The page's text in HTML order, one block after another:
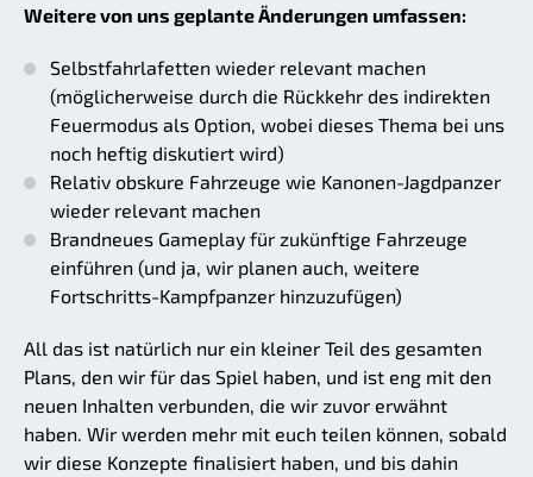
Weitere von uns geplante Änderungen umfassen:
Selbstfahrlafetten wieder relevant machen
(möglicherweise durch die Rückkehr des indirekten
Feuermodus als Option, wobei dieses Thema bei uns
noch heftig diskutiert wird)
Relativ obskure Fahrzeuge wie Kanonen-Jagdpanzer
wieder relevant machen
Brandneues Gameplay für zukünftige Fahrzeuge
einführen (und ja, wir planen auch, weitere
Fortschritts-Kampfpanzer hinzuzufügen)
All das ist natürlich nur ein kleiner Teil des gesamten
Plans, den wir für das Spiel haben, und ist eng mit den
neuen Inhalten verbunden, die wir zuvor erwähnt
haben. Wir werden mehr mit euch teilen können, sobald
wir diese Konzepte finalisiert haben, und bis dahin